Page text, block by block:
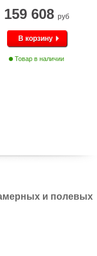
159 608 руб
В корзину
Товар в наличии
и полевых